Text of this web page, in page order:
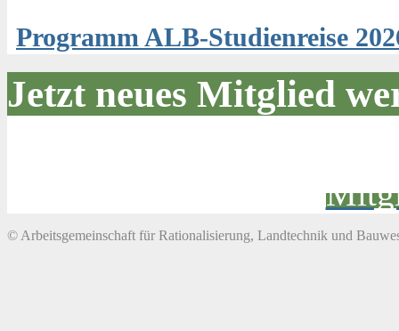
Programm ALB-Studienreise
Jetzt neues Mitglied
© Arbeitsgemeinschaft für Rationalisierung, Landtechnik und